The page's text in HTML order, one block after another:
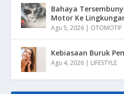
Bahaya
Motor Ke
Agu 5, 2026 | OTOMOTIF
Kebiasaan Buruk
Agu 4, 2026 | LIFESTYLE